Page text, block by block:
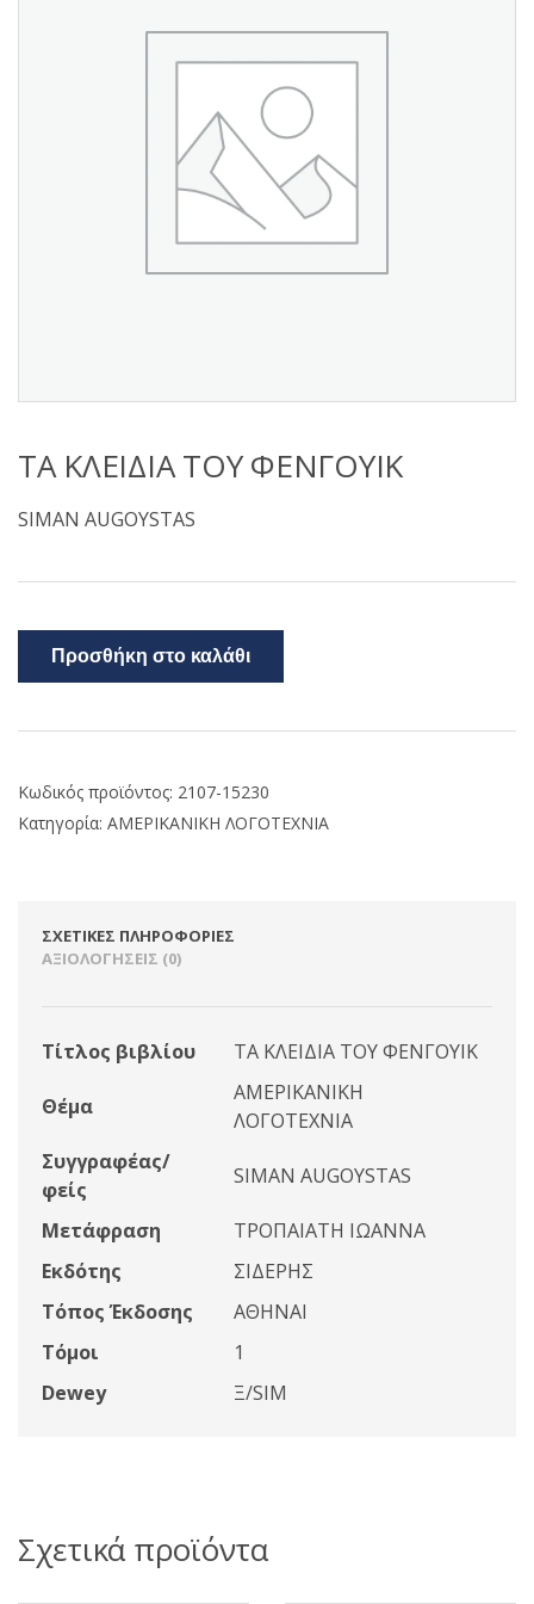
ΤΑ ΚΛΕΙΔΙΑ ΤΟΥ ΦΕΝΓΟΥΙΚ
SIMAN AUGOYSTAS
Προσθήκη στο καλάθι
Κωδικός προϊόντος: 2107-15230
Κατηγορία: ΑΜΕΡΙΚΑΝΙΚΗ ΛΟΓΟΤΕΧΝΙΑ
ΣΧΕΤΙΚΈΣ ΠΛΗΡΟΦΟΡΊΕΣ
ΑΞΙΟΛΟΓΉΣΕΙΣ (0)
Τίτλος βιβλίου ΤΑ ΚΛΕΙΔΙΑ ΤΟΥ ΦΕΝΓΟΥΙΚ
Θέμα
ΑΜΕΡΙΚΑΝΙΚΗ
ΛΟΓΟΤΕΧΝΙΑ
Συγγραφέας/
φείς
SIMAN AUGOYSTAS
Μετάφραση
ΤΡΟΠΑΙΑΤΗ ΙΩΑΝΝΑ
Εκδότης
ΣΙΔΕΡΗΣ
Τόπος Έκδοσης
ΑΘΗΝΑΙ
Τόμοι
1
Dewey
Ξ/SIM
Σχετικά προϊόντα